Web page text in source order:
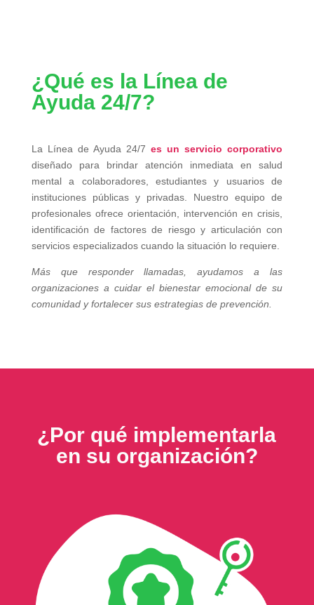
¿Qué es la Línea de
Ayuda 24/7?
La Línea de Ayuda 24/7es un servicio corporativo
diseñado para brindar atención inmediata en salud
mental a colaboradores, estudiantes y usuarios de
instituciones públicas y privadas. Nuestro equipo de
profesionales ofrece orientación, intervención en crisis,
identificación de factores de riesgo y articulación con
servicios especializados cuando la situación lo requiere.
Más que responder llamadas, ayudamos a las
organizaciones a cuidar el bienestar emocional de su
comunidad y fortalecer sus estrategias de prevención.
¿Por qué implementarla
en su organización?